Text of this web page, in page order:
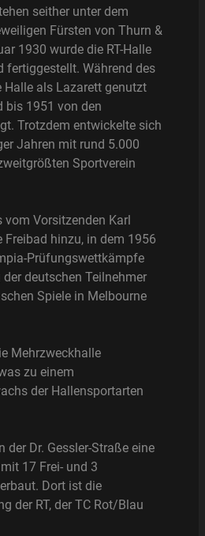
seither unter dem
Fürsten von Thurn &
1930 wurde die RT-Halle
fertiggestellt. Während des
Halle als Lazarett genutzt
bis 1951 von den
Trotzdem entwickelte sich
Jahren mit rund 5.000
Sportverein
vom Vorsitzenden Karl
Freibad hinzu, in dem 1956
Prüfungswettkämpfe
deutschen Teilnehmer
Spiele in Melbourne
Mehrzweckhalle
zu einem
der Hallensportarten
der Dr. Gessler-Straße eine
17 Frei- und 3
Dort ist die
der RT, der TC Rot/Blau